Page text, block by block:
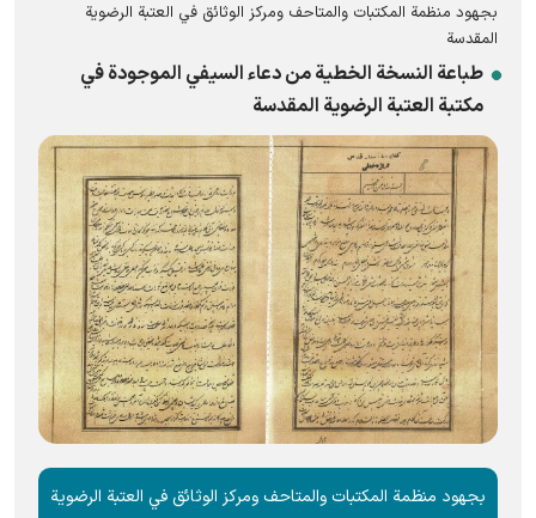
بجهود منظمة المكتبات والمتاحف ومركز الوثائق في العتبة الرضوية
المقدسة
طباعة النسخة الخطية من دعاء السيفي الموجودة في
مکتبة العتبة الرضویة المقدسة
بجهود منظمة المكتبات والمتاحف ومركز الوثائق في العتبة الرضوية